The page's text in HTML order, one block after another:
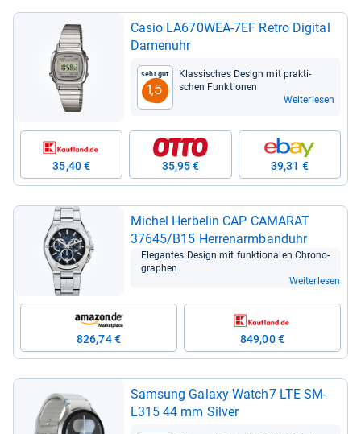
Casio LA670WEA-​7EF Retro Digi­tal
Damen­uhr
Sehr gut
1,5
Klas­si­sches Design mit prak­ti­
schen Funk­tio­nen
Weiterlesen
35,40 € 35,95 € 39,31 €
Michel Her­be­lin CAP CAMA­RAT
37645/B15 Her­ren­arm­band­uhr
Ele­gan­tes Design mit funk­tio­na­len Chro­no­
gra­phen
Weiterlesen
826,74 € 849,00 €
Sam­sung Galaxy Watch7 LTE SM-​
L315 44 mm Sil­ver